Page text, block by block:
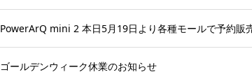
PowerArQ mini 2 本日5月19日より各種モールで予約販
ゴールデンウィーク休業のお知らせ